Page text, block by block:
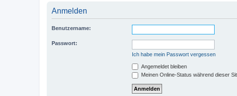
Anmelden
Benutzername:
Passwort:
Ich habe mein Passwort vergessen
Angemeldet bleiben
Meinen Online-Status während dieser